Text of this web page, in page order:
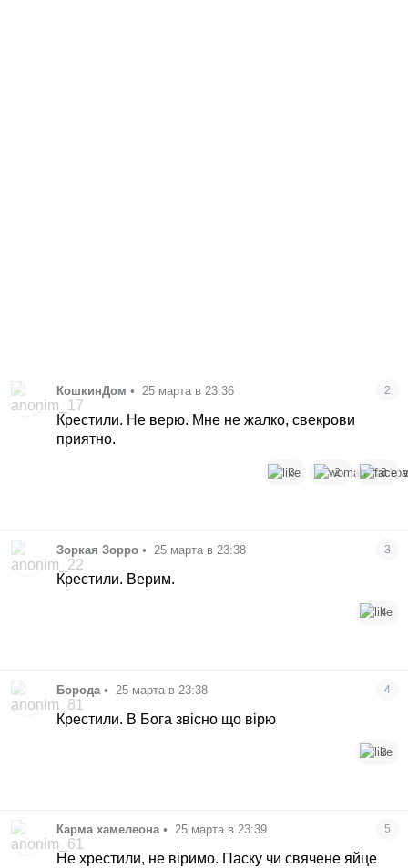
КошкинДом • 25 марта в 23:36 2
Крестили. Не верю. Мне не жалко, свекрови
приятно.
3 2 3
Зоркая Зорро • 25 марта в 23:38 3
Крестили. Верим.
4
Борода • 25 марта в 23:38 4
Крестили. В Бога звісно що вірю
3
Карма хамелеона • 25 марта в 23:39 5
Не хрестили, не віримо. Паску чи свячене яйце